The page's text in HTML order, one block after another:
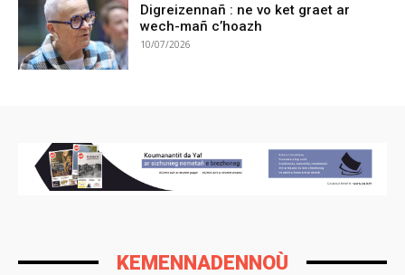
Digreizennañ : ne vo ket graet ar
wech-mañ c’hoazh
10/07/2026
KEMENNADENNOÙ